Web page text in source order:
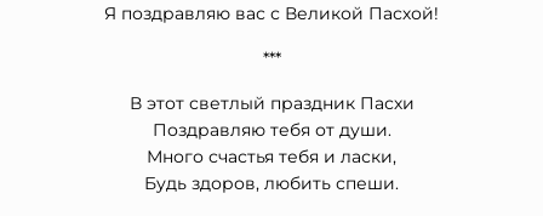
Я поздравляю вас с Великой Пасхой!
***
В этот светлый праздник Пасхи
Поздравляю тебя от души.
Много счастья тебя и ласки,
Будь здоров, любить спеши.